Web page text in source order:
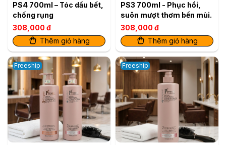
PS4 700ml – Tóc dầu bết,
chống rụng
308,000 đ
Thêm giỏ hàng
PS3 700ml - Phục hồi,
suôn mượt thơm bền mùi.
308,000 đ
Thêm giỏ hàng
Freeship Freeship